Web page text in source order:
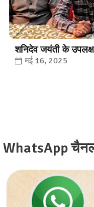
शनिदेव जयंती के उपलक्ष
मई 16, 2025
WhatsApp